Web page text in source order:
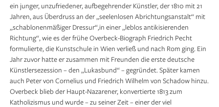
ein junger, unzufriedener, aufbegehrender Künstler, der 1810 mit 21
Jahren, aus Überdruss an der „seelenlosen Abrichtungsanstalt“ mit
„schablonenmäßiger Dressur“,in einer „leblos antikisierenden
Richtung“, wie es der frühe Overbeck-Biograph Friedrich Pecht
formulierte, die Kunstschule in Wien verließ und nach Rom ging. Ein
Jahr zuvor hatte er zusammen mit Freunden die erste deutsche
Künstlersezession – den „Lukasbund“ – gegründet. Später kamen
auch Peter von Cornelius und Friedrich Wilhelm von ­Schadow hinzu.
Overbeck blieb der Haupt-Nazarener, konvertierte 1813 zum
Katholizismus und wurde – zu seiner Zeit – einer der viel